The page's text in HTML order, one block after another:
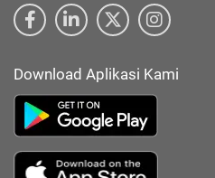
Download Aplikasi Kami